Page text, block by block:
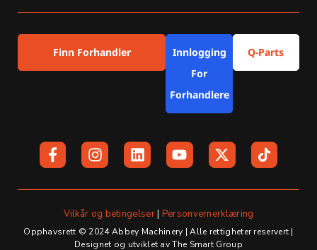
Finn Forhandler
Innlogging
For
Forhandlere
Q-Parts
a
c
b
k
n
s
a
g
r
a
i
n
e
d
i
n
o
u
u
b
e
-
t
i
t
t
e
Vilkår og betingelser| Personvernerklæring
Opphavsrett © 2024 Abbey Machinery | Alle rettigheter reservert |
Designet og utviklet av The Smart Group